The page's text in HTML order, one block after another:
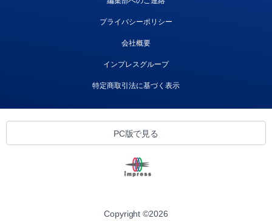
プライバシーポリシー
会社概要
インプレスグループ
特定商取引法に基づく表示
PC版で見る
Copyright ©2026